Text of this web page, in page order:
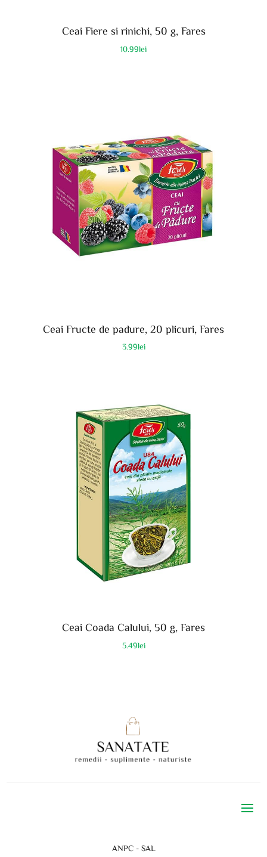
Ceai Fiere si rinichi, 50 g, Fares
10.99lei
Ceai Fructe de padure, 20 plicuri, Fares
3.99lei
Ceai Coada Calului, 50 g, Fares
5.49lei
ANPC - SAL